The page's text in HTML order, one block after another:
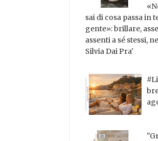
sai di cosa passa in
gente»: brillare,
assenti a sé stessi,
Silvia Dai Pra'